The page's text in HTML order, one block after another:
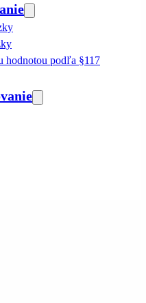
hodnotou podľa §117